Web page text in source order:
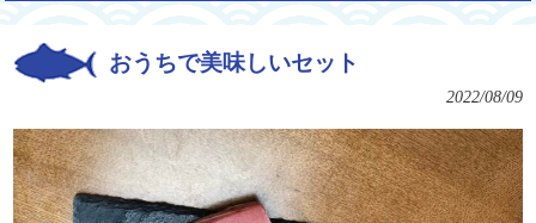
おうちで美味しいセット
2022/08/09